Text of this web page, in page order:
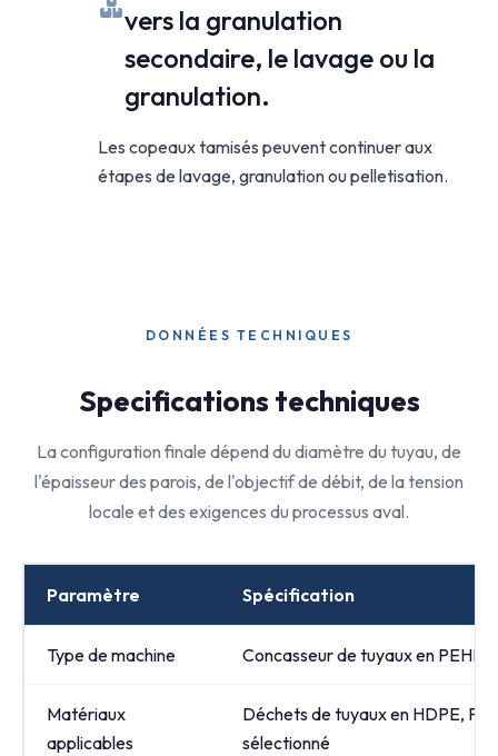
vers la granulation
secondaire, le lavage ou la
granulation.
Les copeaux tamisés peuvent continuer aux
étapes de lavage, granulation ou pelletisation.
DONNÉES TECHNIQUES
Specifications techniques
La configuration finale dépend du diamètre du tuyau, de
l'épaisseur des parois, de l'objectif de débit, de la tension
locale et des exigences du processus aval.
Paramètre Spécification
Type de machine Concasseur de tuyaux en PEHD
Matériaux
applicables
Déchets de tuyaux en HDPE,
sélectionné